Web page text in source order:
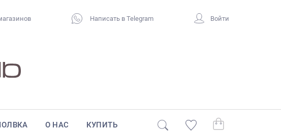
Написать в Telegram Войти
О НАС КУПИТЬ